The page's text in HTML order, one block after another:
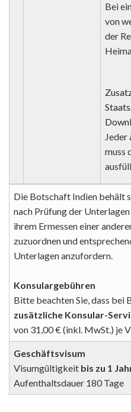
Bei
von
der
Jeder
muss
Die Botschaft Indien behält
nach Prüfung der
ihrem Ermessen einer
zuzuordnen und
Unterlagen anzufordern.
Konsulargebühren
Bitte beachten Sie, dass bei
zusätzliche Konsular-
von 31,00 € (inkl. MwSt.) je
Geschäftsvisum
Visumgültigkeit bis zu 1
Aufenthaltsdauer 180 Tage